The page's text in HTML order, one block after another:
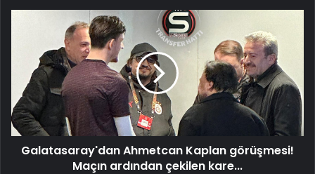
görüşmesi!
Maçın
ardından
çekilen
kare...
Galatasaray'dan Ahmetcan Kaplan görüşmesi!
Maçın ardından çekilen kare...